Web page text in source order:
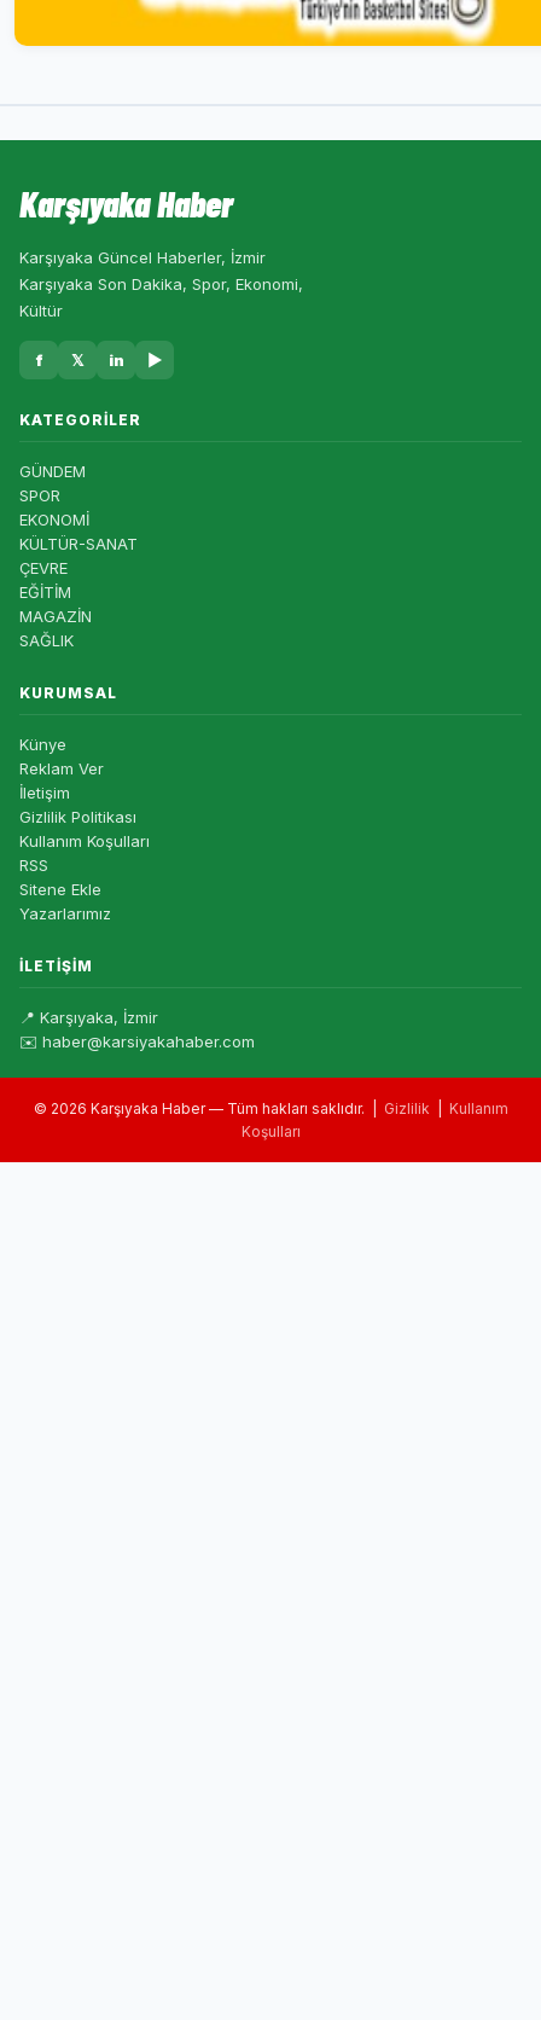
Karşıyaka Haber
Karşıyaka Güncel Haberler, İzmir
Karşıyaka Son Dakika, Spor, Ekonomi,
Kültür
f 𝕏 in ▶
KATEGORILER
GÜNDEM
SPOR
EKONOMİ
KÜLTÜR-SANAT
ÇEVRE
EĞİTİM
MAGAZİN
SAĞLIK
KURUMSAL
Künye
Reklam Ver
İletişim
Gizlilik Politikası
Kullanım Koşulları
RSS
Sitene Ekle
Yazarlarımız
İLETIŞIM
📍 Karşıyaka, İzmir
✉️ haber@karsiyakahaber.com
© 2026 Karşıyaka Haber — Tüm hakları saklıdır. | Gizlilik
Kullanım
Koşulları